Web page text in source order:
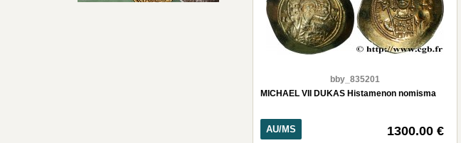
bby_835201
MICHAEL VII DUKAS Histamenon nomisma
AU/MS 1300.00 €